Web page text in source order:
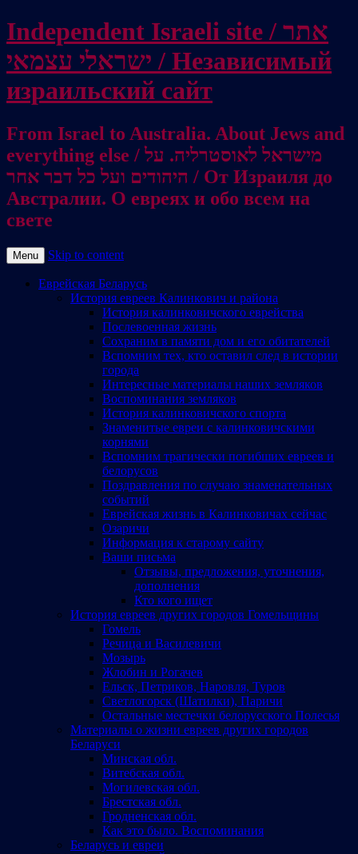
Independent Israeli site / אתר
ישראלי עצמאי / Независимый
израильский сайт
From Israel to Australia. About Jews and
everything else / מישראל לאוסטרליה. על
היהודים ועל כל דבר אחר / От Израиля до
Австралии. О евреях и обо всем на
свете
Menu Skip to content
Еврейская Беларусь
История евреев Калинкович и района
История калинковичского еврейства
Послевоенная жизнь
Сохраним в памяти дом и его обитателей
Вспомним тех, кто оставил след в истории
города
Интересные материалы наших земляков
Воспоминания земляков
История калинковичского спорта
Знаменитые евреи с калинковичскими
корнями
Вспомним трагически погибших евреев и
белорусов
Поздравления по случаю знаменательных
событий
Еврейская жизнь в Калинковичах сейчас
Озаричи
Информация к старому сайту
Ваши письма
Отзывы, предложения, уточнения,
дополнения
Кто кого ищет
История евреев других городов Гомельщины
Гомель
Речица и Василевичи
Мозырь
Жлобин и Рогачев
Ельск, Петриков, Наровля, Туров
Светлогорск (Шатилки), Паричи
Остальные местечки белорусского Полесья
Материалы о жизни евреев других городов
Беларуси
Минская обл.
Витебская обл.
Могилевская обл.
Брестская обл.
Гродненская обл.
Как это было. Воспоминания
Беларусь и евреи